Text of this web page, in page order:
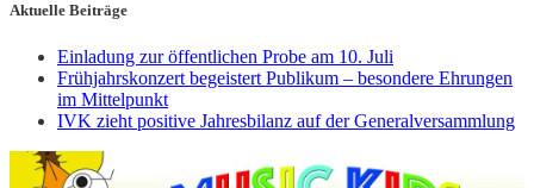
Aktuelle Beiträge
Einladung zur öffentlichen Probe am 10. Juli
Frühjahrskonzert begeistert Publikum – besondere Ehrungen
im Mittelpunkt
IVK zieht positive Jahresbilanz auf der Generalversammlung